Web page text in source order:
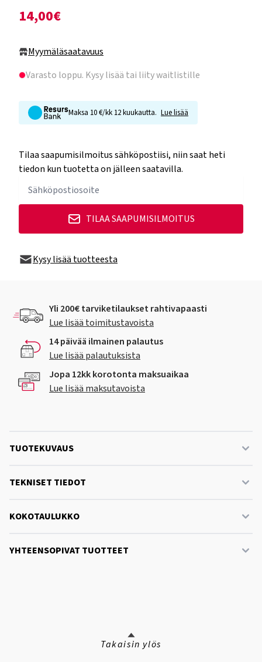
14,00€
Myymäläsaatavuus
Varasto loppu. Kysy lisää tai liity waitlistille
Maksa 10 €/kk 12 kuukautta. Lue lisää
Tilaa saapumisilmoitus sähköpostiisi, niin saat heti
tiedon kun tuotetta on jälleen saatavilla.
TILAA SAAPUMISILMOITUS
Kysy lisää tuotteesta
Yli 200€ tarviketilaukset rahtivapaasti
Lue lisää toimitustavoista
14 päivää ilmainen palautus
Lue lisää palautuksista
Jopa 12kk korotonta maksuaikaa
Lue lisää maksutavoista
TUOTEKUVAUS
TEKNISET TIEDOT
KOKOTAULUKKO
YHTEENSOPIVAT TUOTTEET
Takaisin ylös